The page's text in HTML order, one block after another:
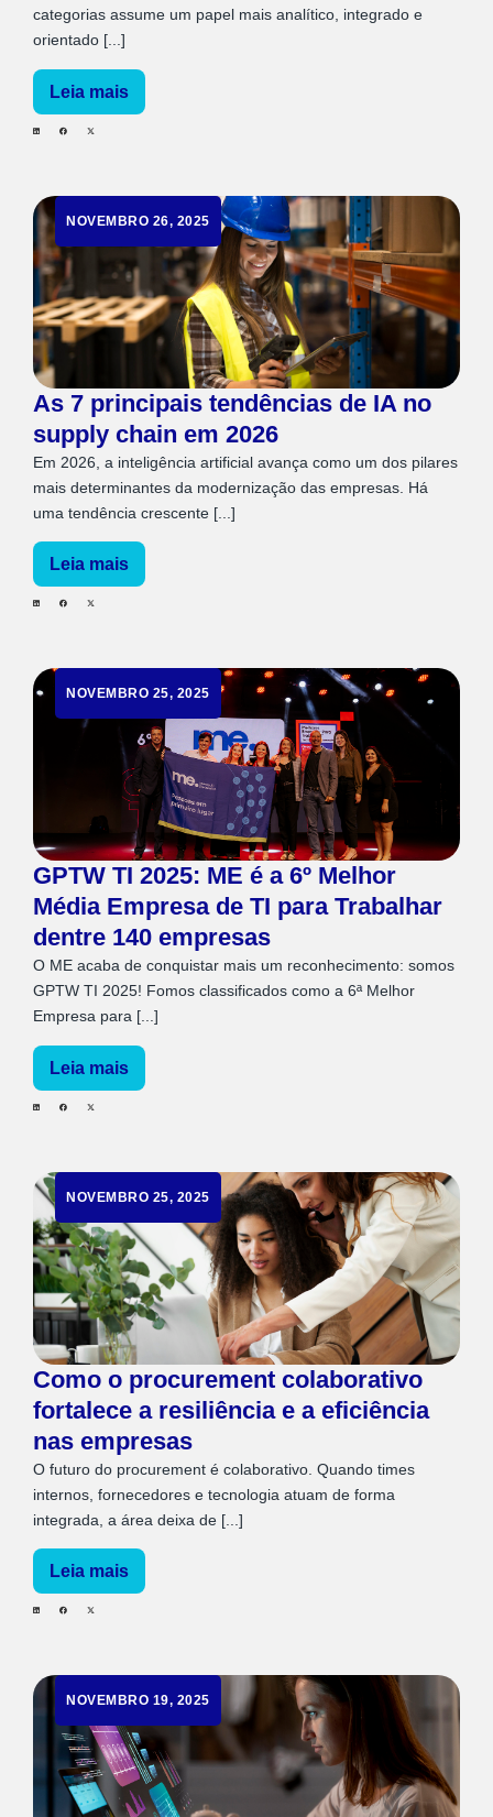
categorias assume um papel mais analítico, integrado e
orientado [...]
Leia mais
NOVEMBRO 26, 2025
As 7 principais tendências de IA no
supply chain em 2026
Em 2026, a inteligência artificial avança como um dos pilares
mais determinantes da modernização das empresas. Há
uma tendência crescente [...]
Leia mais
NOVEMBRO 25, 2025
GPTW TI 2025: ME é a 6º Melhor
Média Empresa de TI para Trabalhar
dentre 140 empresas
O ME acaba de conquistar mais um reconhecimento: somos
GPTW TI 2025! Fomos classificados como a 6ª Melhor
Empresa para [...]
Leia mais
NOVEMBRO 25, 2025
Como o procurement colaborativo
fortalece a resiliência e a eficiência
nas empresas
O futuro do procurement é colaborativo. Quando times
internos, fornecedores e tecnologia atuam de forma
integrada, a área deixa de [...]
Leia mais
NOVEMBRO 19, 2025